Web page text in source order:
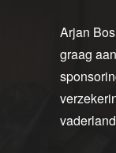
Arjan
graag